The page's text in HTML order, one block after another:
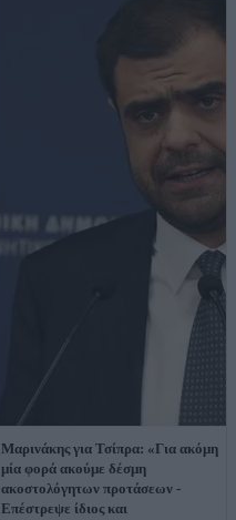
Μαρινάκης για Τσίπρα: «Για ακόμη
μία φορά ακούμε δέσμη
ακοστολόγητων προτάσεων -
Επέστρεψε ίδιος και